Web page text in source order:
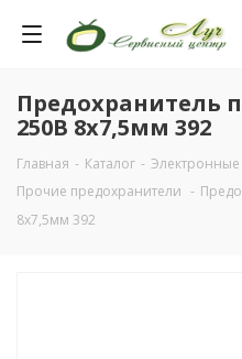
Предохранитель
250В 8х7,5мм 392
Главная - Каталог -
Прочие предохранители -
8х7,5мм 392